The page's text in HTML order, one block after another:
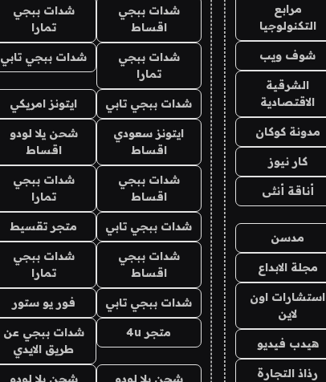
مرابع
التكنولوجيا
شوف ويب
الشرقية
الاقتصادية
مدونة كوكان
كار نيوز
أناقة أنثى
مدسن
مجلة الابداع
استشارات اون
لاين
هيدب فيديو
رذاذ التجارة
شدات ببجي
اقساط
شدات ببجي
تمارا
شدات ببجي
تمارا
شدات ببجي تابي
شدات ببجي تابي ايتونز امريكي
ايتونز سعودي
اقساط
شحن يلا لودو
اقساط
شدات ببجي
اقساط
شدات ببجي
تمارا
شدات ببجي تابي متجر تقسيط
شدات ببجي
اقساط
شدات ببجي
تمارا
شدات ببجي تابي فور يو ستور
متجر 4u
شدات ببجي عن
طريق الايدي
شحن يلا لودو
شحن يلا لودو